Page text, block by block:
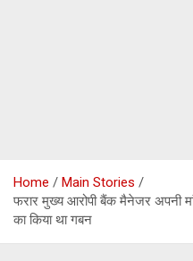
Home
Main Stories
फरार मुख्य आरोपी बैंक मैनेजर अपनी
का किया था गबन